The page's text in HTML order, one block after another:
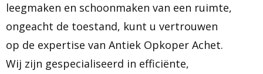
leegmaken en schoonmaken van een ruimte,
ongeacht de toestand, kunt u vertrouwen
op de expertise van Antiek Opkoper Achet.
Wij zijn gespecialiseerd in efficiënte,